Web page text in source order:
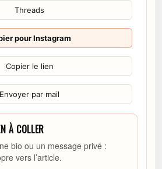
Threads
pour Instagram
Copier le lien
Envoyer par mail
À COLLER
bio ou un message privé :
vers l’article.